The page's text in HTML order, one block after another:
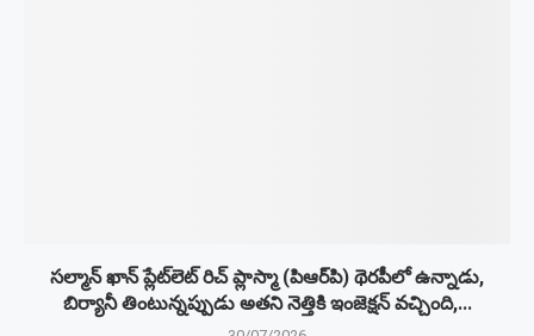
సల్మాన్ ఖాన్ ప్లేట్‌లెట్ రిచ్ ప్లాస్మా (పిఆర్‌పి) థెరపీలో ఉన్నాడు,
బిర్యానీ తింటున్నప్పుడు అతని నెత్తికి ఇంజెక్షన్ వచ్చింది,...